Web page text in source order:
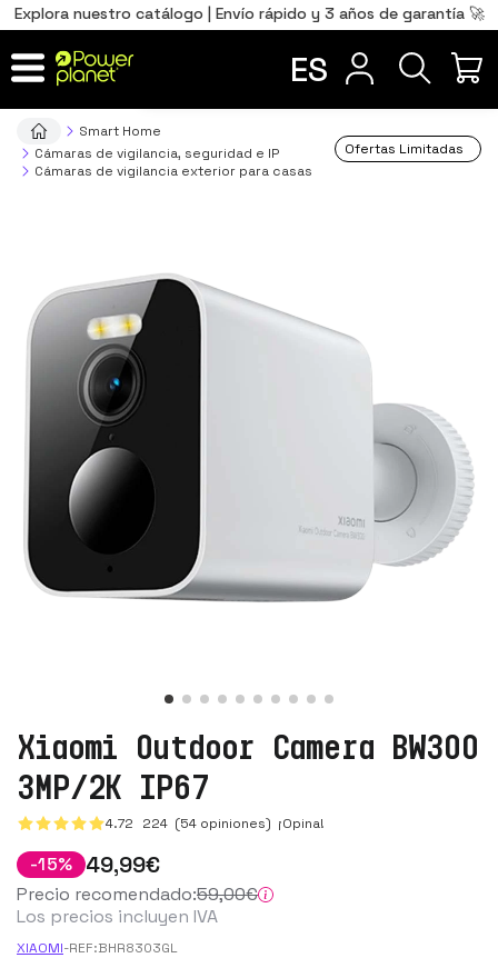
Explora nuestro catálogo | Envío rápido y 3 años de garantía 🚀
ES
Smart Home
Cámaras de vigilancia, seguridad e IP
Cámaras de vigilancia exterior para casas
Ofertas Limitadas
Xiaomi Outdoor Camera BW300
3MP/2K IP67
4.72 224 (54 opiniones) ¡Opina!
-15% 49,99€
Precio recomendado:59,00€
Los precios incluyen IVA
XIAOMI-REF:BHR8303GL
Total 0,00€
IR AL CARRITO
Português
PT
FR